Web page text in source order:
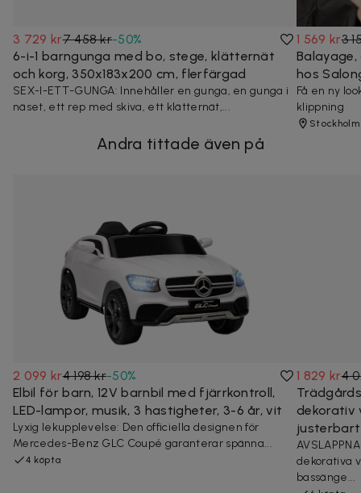
3 729 kr7 458 kr-50%
6-i-1 barngunga med bo, stege, klätternät
och korg, 350x183x200 cm, flerfärgad
SEX-I-ETT-GUNGA: Innehåller en gunga, en gunga i
näset, ett rep med skiva, ett klätternät,...
1 569 kr3
hos
Få en ny
klippning
Stockholm
Andra tittade även på
2 099 kr4 198 kr-50%
Elbil för barn, 12V barnbil med fjärrkontroll,
LED-lampor, musik, 3 hastigheter, 3-6 år, vit
Lyxig lekupplevelse: Den officiella designen för
Mercedes-Benz GLC Coupé garanterar spänna...
4 köpta
1 829 kr4
dekorativ
dekorativa
bassänge...